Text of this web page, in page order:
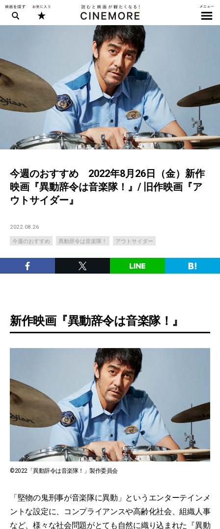
今週のおすすめ 2022年8月26日（金）新作
映画『異動辞令は音楽隊！』/ 旧作映画『ア
ウトサイダー』
2022.08.26
今週のおすすめ 異動辞令は音楽隊！ アウトサイダー
新作映画『異動辞令は音楽隊！』
©2022「異動辞令は音楽隊！」製作委員会
「堅物の鬼刑事が音楽隊に異動」というエンターテインメ
ントな設定に、コンプライアンスや高齢化社会、組織人事
など、様々な社会問題がとても自然に織り込まれた『異動